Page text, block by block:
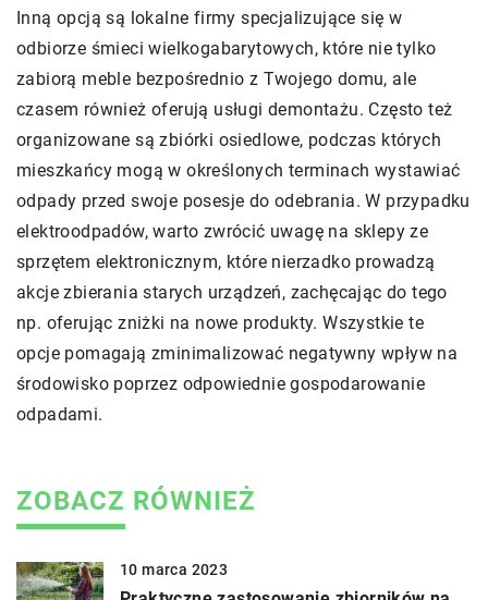
Inną opcją są lokalne firmy specjalizujące się w
odbiorze śmieci wielkogabarytowych, które nie tylko
zabiorą meble bezpośrednio z Twojego domu, ale
czasem również oferują usługi demontażu. Często też
organizowane są zbiórki osiedlowe, podczas których
mieszkańcy mogą w określonych terminach wystawiać
odpady przed swoje posesje do odebrania. W przypadku
elektroodpadów, warto zwrócić uwagę na sklepy ze
sprzętem elektronicznym, które nierzadko prowadzą
akcje zbierania starych urządzeń, zachęcając do tego
np. oferując zniżki na nowe produkty. Wszystkie te
opcje pomagają zminimalizować negatywny wpływ na
środowisko poprzez odpowiednie gospodarowanie
odpadami.
ZOBACZ RÓWNIEŻ
10 marca 2023